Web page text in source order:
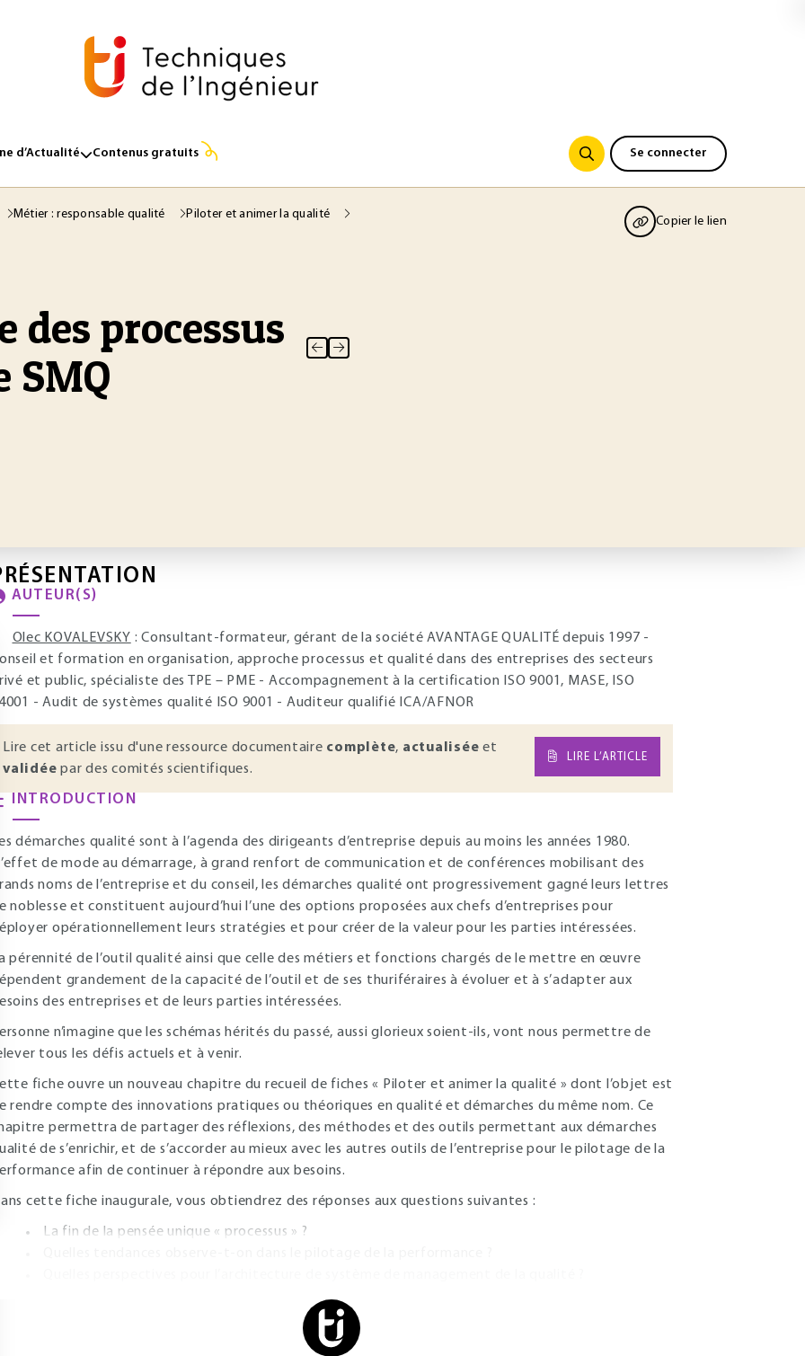
d’Actualité Contenus gratuits Se connecter
Métier : responsable qualité Piloter et animer la qualité
Copier le lien
des processus
SMQ
AUTEUR(S)
Olec KOVALEVSKY : Consultant-formateur, gérant de la société AVANTAGE QUALITÉ depuis 1997 -
et formation en organisation, approche processus et qualité dans des entreprises des secteurs
et public, spécialiste des TPE – PME - Accompagnement à la certification ISO 9001, MASE, ISO
- Audit de systèmes qualité ISO 9001 - Auditeur qualifié ICA/AFNOR
Lire cet article issu d'une ressource documentaire complète, actualisée et
validée par des comités scientifiques.
LIRE L’ARTICLE
INTRODUCTION
démarches qualité sont à l’agenda des dirigeants d’entreprise depuis au moins les années 1980.
de mode au démarrage, à grand renfort de communication et de conférences mobilisant des
noms de l’entreprise et du conseil, les démarches qualité ont progressivement gagné leurs lettres
noblesse et constituent aujourd’hui l’une des options proposées aux chefs d’entreprises pour
opérationnellement leurs stratégies et pour créer de la valeur pour les parties intéressées.
pérennité de l’outil qualité ainsi que celle des métiers et fonctions chargés de le mettre en œuvre
grandement de la capacité de l’outil et de ses thuriféraires à évoluer et à s’adapter aux
des entreprises et de leurs parties intéressées.
n’imagine que les schémas hérités du passé, aussi glorieux soient-ils, vont nous permettre de
tous les défis actuels et à venir.
fiche ouvre un nouveau chapitre du recueil de fiches « Piloter et animer la qualité » dont l’objet est
rendre compte des innovations pratiques ou théoriques en qualité et démarches du même nom. Ce
permettra de partager des réflexions, des méthodes et des outils permettant aux démarches
de s’enrichir, et de s’accorder au mieux avec les autres outils de l’entreprise pour le pilotage de la
afin de continuer à répondre aux besoins.
cette fiche inaugurale, vous obtiendrez des réponses aux questions suivantes :
La fin de la pensée unique « processus » ?